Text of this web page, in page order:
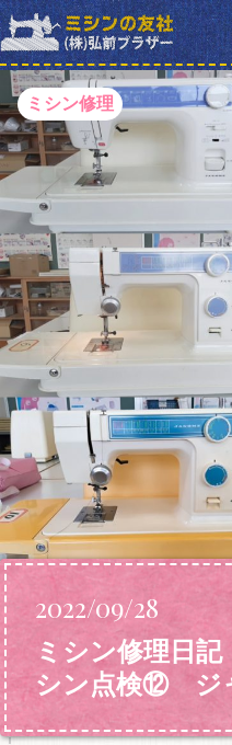
ミシン修理
2022/09/28
ミシン修理日記
シン点検⑫ ジ